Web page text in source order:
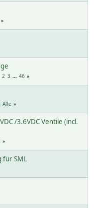
2 3 ... 46
Alle
/3.6VDC Ventile (incl.
für SML